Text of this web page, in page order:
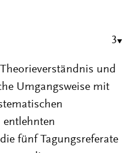
3
und
Umgangsweise mit
entlehnten
fünf Tagungsreferate